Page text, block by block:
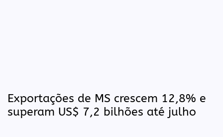
Exportações de MS crescem 12,8% e
superam US$ 7,2 bilhões até julho